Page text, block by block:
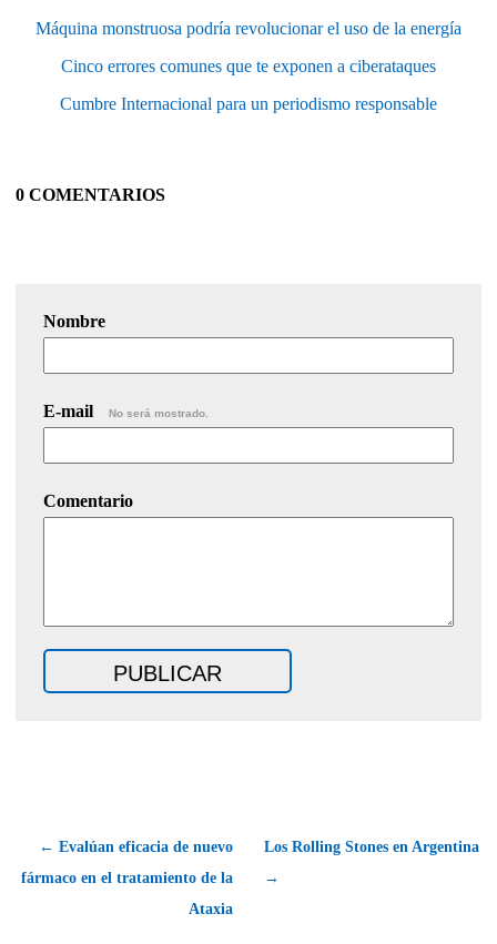
Máquina monstruosa podría revolucionar el uso de la energía
Cinco errores comunes que te exponen a ciberataques
Cumbre Internacional para un periodismo responsable
0 COMENTARIOS
Nombre
E-mail No será mostrado.
Comentario
← Evalúan eficacia de nuevo
fármaco en el tratamiento de la
Ataxia
Los Rolling Stones en Argentina
→